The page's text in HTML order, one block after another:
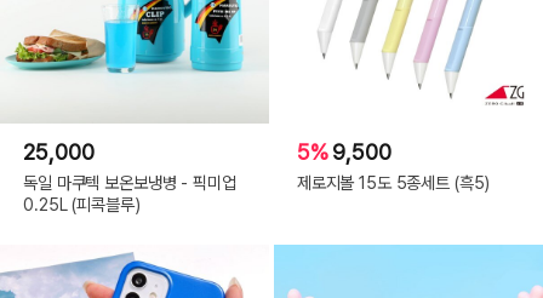
25,000
독일 마쿠텍 보온보냉병 - 픽미업
0.25L (피콕블루)
5%9,500
제로지볼 15도 5종세트 (흑5)